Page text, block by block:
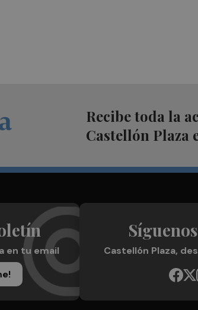
Recibe toda la
Castellón Plaza
en tu email
Castellón Plaza,